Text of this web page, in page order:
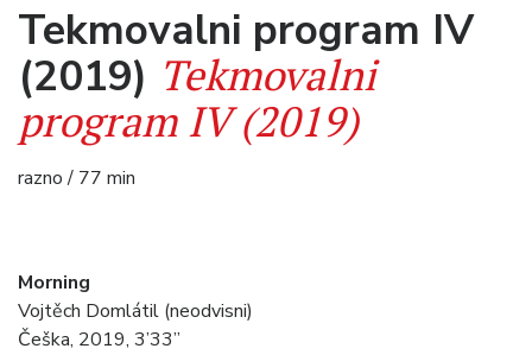
Tekmovalni program IV
(2019) Tekmovalni
program IV (2019)
razno / 77 min
Morning
Vojtěch Domlátil (neodvisni)
Češka, 2019, 3’33”